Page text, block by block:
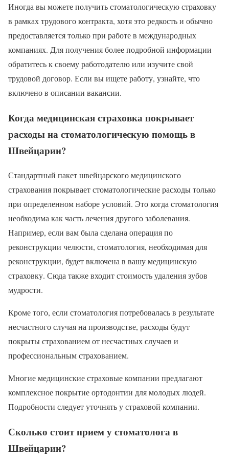
Иногда вы можете получить стоматологическую страховку
в рамках трудового контракта, хотя это редкость и обычно
предоставляется только при работе в международных
компаниях. Для получения более подробной информации
обратитесь к своему работодателю или изучите свой
трудовой договор. Если вы ищете работу, узнайте, что
включено в описании вакансии.
Когда медицинская страховка покрывает
расходы на стоматологическую помощь в
Швейцарии?
Стандартный пакет швейцарского медицинского
страхования покрывает стоматологические расходы только
при определенном наборе условий. Это когда стоматология
необходима как часть лечения другого заболевания.
Например, если вам была сделана операция по
реконструкции челюсти, стоматология, необходимая для
реконструкции, будет включена в вашу медицинскую
страховку. Сюда также входит стоимость удаления зубов
мудрости.
Кроме того, если стоматология потребовалась в результате
несчастного случая на производстве, расходы будут
покрыты страхованием от несчастных случаев и
профессиональным страхованием.
Многие медицинские страховые компании предлагают
комплексное покрытие ортодонтии для молодых людей.
Подробности следует уточнять у страховой компании.
Сколько стоит прием у стоматолога в
Швейцарии?